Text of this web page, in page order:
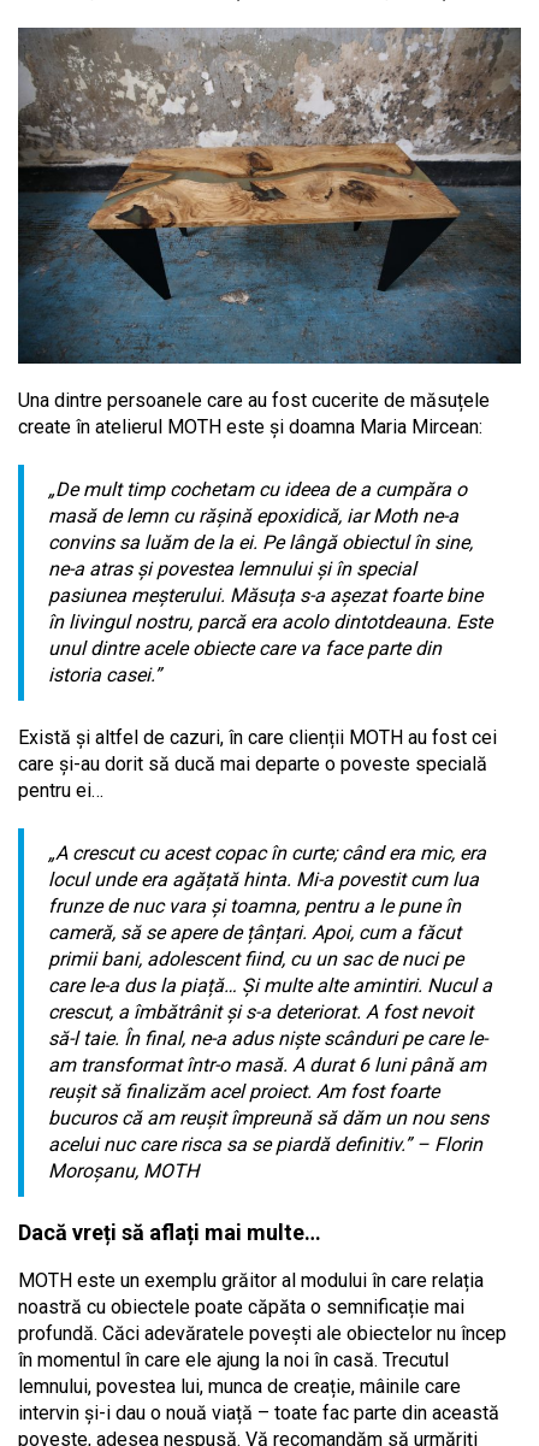
Una dintre persoanele care au fost cucerite de măsuțele
create în atelierul MOTH este și doamna Maria Mircean:
„De mult timp cochetam cu ideea de a cumpăra o
masă de lemn cu rășină epoxidică, iar Moth ne-a
convins sa luăm de la ei. Pe lângă obiectul în sine,
ne-a atras și povestea lemnului și în special
pasiunea meșterului. Măsuța s-a așezat foarte bine
în livingul nostru, parcă era acolo dintotdeauna. Este
unul dintre acele obiecte care va face parte din
istoria casei.”
Există și altfel de cazuri, în care clienții MOTH au fost cei
care și-au dorit să ducă mai departe o poveste specială
pentru ei…
„A crescut cu acest copac în curte; când era mic, era
locul unde era agățată hinta. Mi-a povestit cum lua
frunze de nuc vara și toamna, pentru a le pune în
cameră, să se apere de țânțari. Apoi, cum a făcut
primii bani, adolescent fiind, cu un sac de nuci pe
care le-a dus la piață… Și multe alte amintiri. Nucul a
crescut, a îmbătrânit și s-a deteriorat. A fost nevoit
să-l taie. În final, ne-a adus niște scânduri pe care le-
am transformat într-o masă. A durat 6 luni până am
reușit să finalizăm acel proiect. Am fost foarte
bucuros că am reușit împreună să dăm un nou sens
acelui nuc care risca sa se piardă definitiv.” – Florin
Moroșanu, MOTH
Dacă vreți să aflați mai multe…
MOTH este un exemplu grăitor al modului în care relația
noastră cu obiectele poate căpăta o semnificație mai
profundă. Căci adevăratele povești ale obiectelor nu încep
în momentul în care ele ajung la noi în casă. Trecutul
lemnului, povestea lui, munca de creație, mâinile care
intervin și-i dau o nouă viață – toate fac parte din această
poveste, adesea nespusă. Vă recomandăm să urmăriți